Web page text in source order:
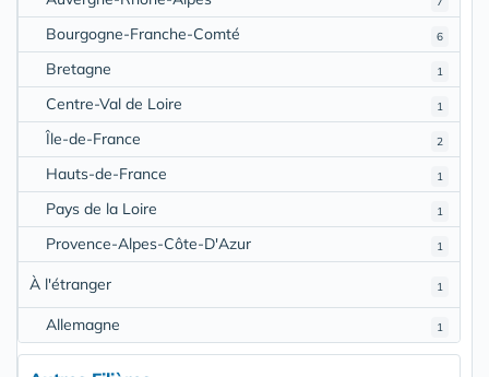
6
Bourgogne-Franche-Comté
1
Bretagne
1
Centre-Val de Loire
2
Île-de-France
1
Hauts-de-France
1
Pays de la Loire
1
Provence-Alpes-Côte-D'Azur
1
À l'étranger
1
Allemagne